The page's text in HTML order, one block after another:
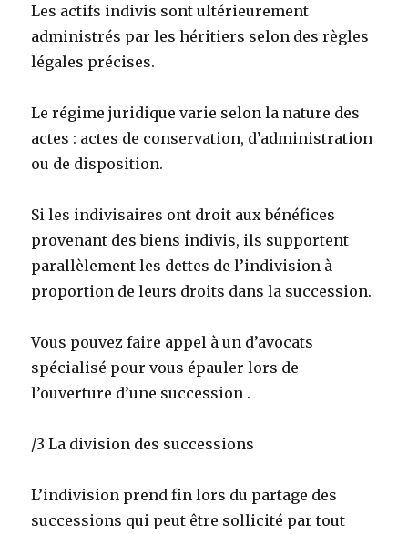
Les actifs indivis sont ultérieurement
administrés par les héritiers selon des règles
légales précises.
Le régime juridique varie selon la nature des
actes : actes de conservation, d’administration
ou de disposition.
Si les indivisaires ont droit aux bénéfices
provenant des biens indivis, ils supportent
parallèlement les dettes de l’indivision à
proportion de leurs droits dans la succession.
Vous pouvez faire appel à un d’avocats
spécialisé pour vous épauler lors de
l’ouverture d’une succession .
/3 La division des successions
L’indivision prend fin lors du partage des
successions qui peut être sollicité par tout